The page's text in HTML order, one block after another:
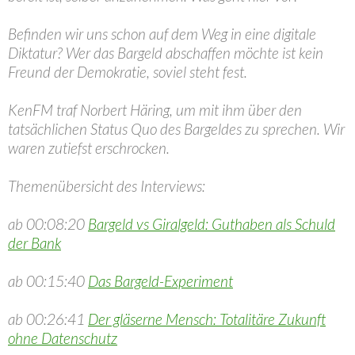
Befinden wir uns schon auf dem Weg in eine digitale
Diktatur? Wer das Bargeld abschaffen möchte ist kein
Freund der Demokratie, soviel steht fest.
KenFM traf Norbert Häring, um mit ihm über den
tatsächlichen Status Quo des Bargeldes zu sprechen. Wir
waren zutiefst erschrocken.
Themenübersicht des Interviews:
ab 00:08:20 Bargeld vs Giralgeld: Guthaben als Schuld
der Bank
ab 00:15:40 Das Bargeld-Experiment
ab 00:26:41 Der gläserne Mensch: Totalitäre Zukunft
ohne Datenschutz